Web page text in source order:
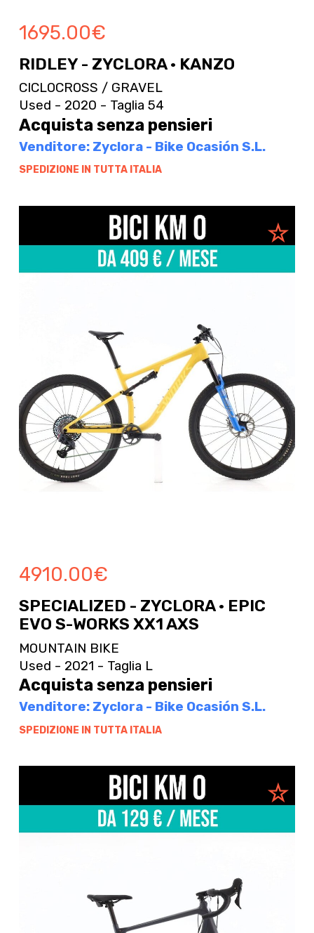
1695.00€
RIDLEY - ZYCLORA · KANZO
CICLOCROSS / GRAVEL
Used - 2020 - Taglia 54
Acquista senza pensieri
Venditore: Zyclora - Bike Ocasión S.L.
SPEDIZIONE IN TUTTA ITALIA
4910.00€
SPECIALIZED - ZYCLORA · EPIC
EVO S-WORKS XX1 AXS
MOUNTAIN BIKE
Used - 2021 - Taglia L
Acquista senza pensieri
Venditore: Zyclora - Bike Ocasión S.L.
SPEDIZIONE IN TUTTA ITALIA